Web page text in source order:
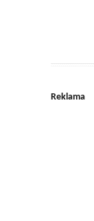
Reklama